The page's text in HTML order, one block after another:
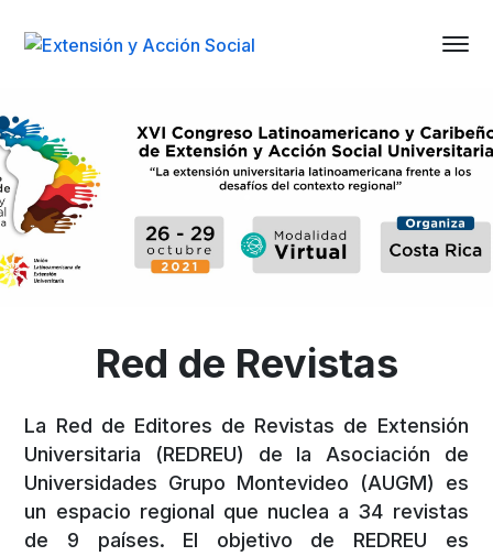
.
Red de Revistas
La Red de Editores de Revistas de Extensión
Universitaria (REDREU) de la Asociación de
Universidades Grupo Montevideo (AUGM) es
un espacio regional que nuclea a 34 revistas
de 9 países. El objetivo de REDREU es